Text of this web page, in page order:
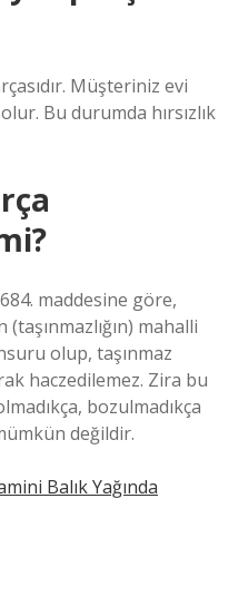
Müşteriniz evi
Bu durumda hırsızlık
maddesine göre,
mahalli
olup, taşınmaz
haczedilemez. Zira bu
bozulmadıkça
değildir.
Balık Yağında